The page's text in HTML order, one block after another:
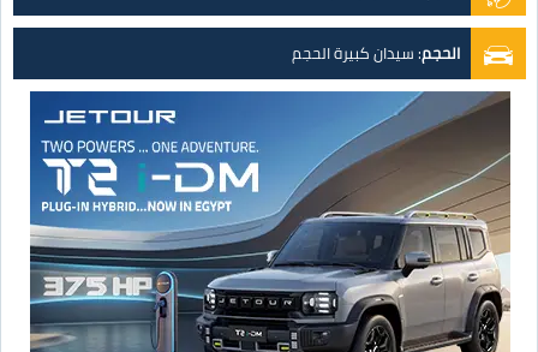
الحجم:سيدان كبيرة الحجم